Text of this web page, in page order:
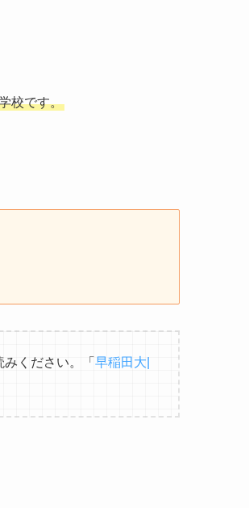
校です。
ください。「 早稲田大|